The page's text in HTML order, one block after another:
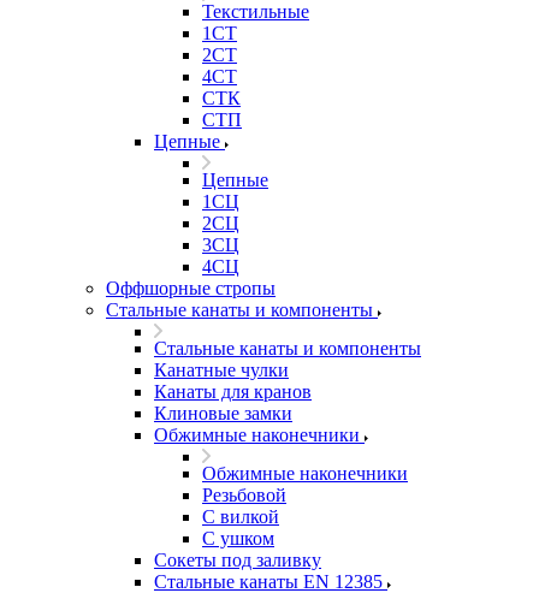
Текстильные
1СТ
2СТ
4СТ
СТК
СТП
Цепные
Цепные
1СЦ
2СЦ
3СЦ
4СЦ
Оффшорные стропы
Стальные канаты и компоненты
Стальные канаты и компоненты
Канатные чулки
Канаты для кранов
Клиновые замки
Обжимные наконечники
Обжимные наконечники
Резьбовой
С вилкой
С ушком
Сокеты под заливку
Стальные канаты EN 12385